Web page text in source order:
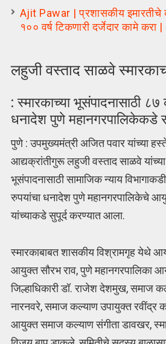
Ajit Pawar | प्रशासकीय इमारतीचे
१०० वर्ष टिकणारी दर्जेदार कामे करा
लहुजी वस्ताद साळवे
: स्मारकाच्या भूसंपादनासाठी ८७
धनादेश पुणे महानगरपालिकेकडे
पुणे : उपमुख्यमंत्री अजित पवार यांच्या
आद्यक्रांतीगुरू लहुजी वस्ताद साळवे यांच्या
भूसंपादनासाठी सामाजिक न्याय
रुपयांचा धनादेश पुणे महानगरपालिकेचे
यांच्याकडे सुपूर्द करण्यात आला.
स्मारकाबाबत शासकीय विश्रामगृह येथे
आयुक्त सौरभ राव, पुणे महानगरपालिका
जिल्हाधिकारी डॉ. राजेश देशमुख, समाज
नारनवरे, समाज कल्याण उपायुक्त रवींद्र
आयुक्त समाज कल्याण संगीता डावखर,